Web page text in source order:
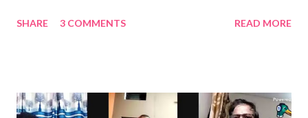
को विशिष्ट बीटीसी के तहत प्राथमिक शिक्षकों के रूप में भर्ती के लिए समाचार पत्रों के
लेकर देशभर के कर्मचारियों में नाराजगी है और कर्मचारी इसे उनके भविष्य के साथ
SHARE 3 COMMENTS READ MORE